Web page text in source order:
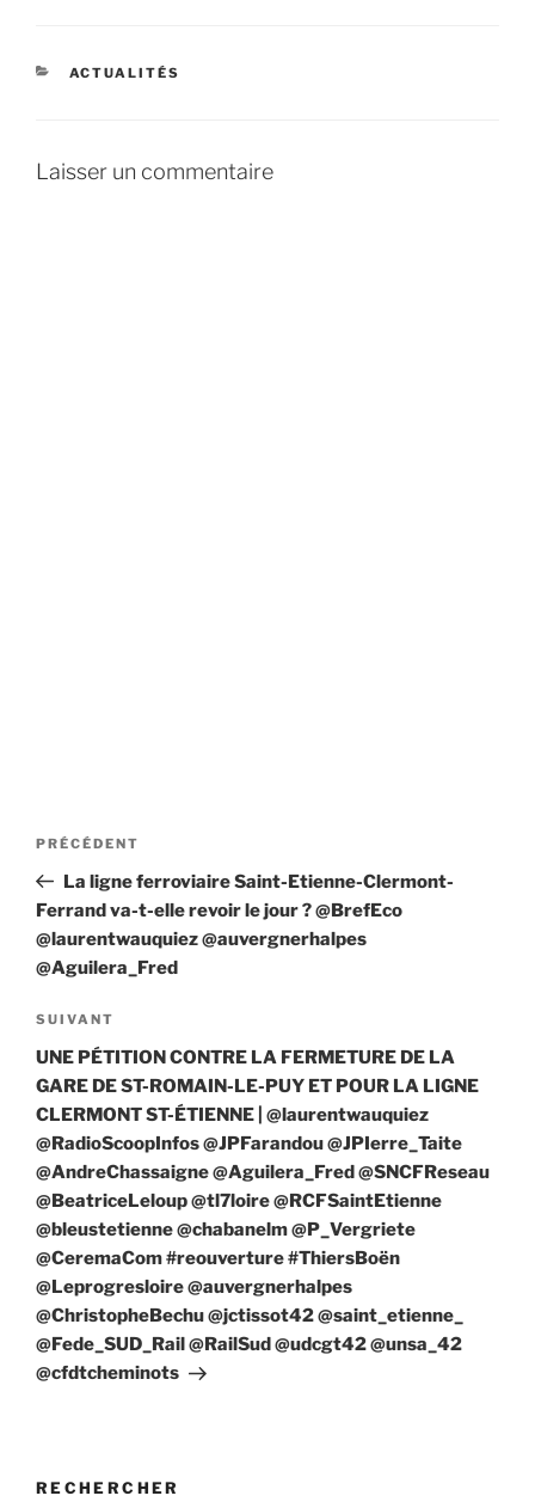
CATÉGORIES
ACTUALITÉS
Laisser un commentaire
Navigation
l’article
Article
précédent
PRÉCÉDENT
La ligne ferroviaire Saint-Etienne-Clermont-
Ferrand va-t-elle revoir le jour ? @BrefEco
@laurentwauquiez @auvergnerhalpes
@Aguilera_Fred
Article
suivant
SUIVANT
UNE PÉTITION CONTRE LA FERMETURE DE LA
GARE DE ST-ROMAIN-LE-PUY ET POUR LA LIGNE
CLERMONT ST-ÉTIENNE | @laurentwauquiez
@RadioScoopInfos @JPFarandou @JPIerre_Taite
@AndreChassaigne @Aguilera_Fred @SNCFReseau
@BeatriceLeloup @tl7loire @RCFSaintEtienne
@bleustetienne @chabanelm @P_Vergriete
@CeremaCom #reouverture #ThiersBoën
@Leprogresloire @auvergnerhalpes
@ChristopheBechu @jctissot42 @saint_etienne_
@Fede_SUD_Rail @RailSud @udcgt42 @unsa_42
@cfdtcheminots
RECHERCHER